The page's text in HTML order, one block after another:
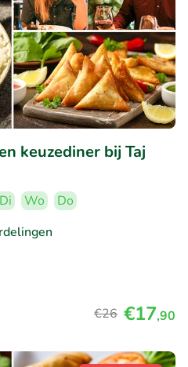
keuzediner bij Taj
Di Wo
Do
€26 €17,90